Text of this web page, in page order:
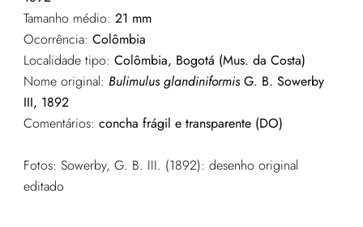
Tamanho médio: 21 mm
Ocorrência: Colômbia
Localidade tipo: Colômbia, Bogotá (Mus. da Costa)
Nome original: Bulimulus glandiniformisG. B. Sowerby
III, 1892
Comentários: concha frágil e transparente (DO)
Fotos: Sowerby, G. B. III. (1892): desenho original
editado